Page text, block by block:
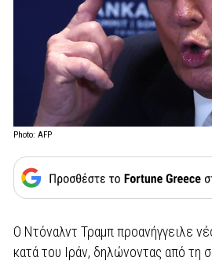
Photo: AFP
Ο Ντόναλντ Τραμπ προανήγγειλε
κατά του Ιράν, δηλώνοντας από τη